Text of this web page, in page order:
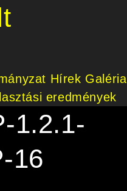
Hírek Galéria
eredmények
1.2.1-
16